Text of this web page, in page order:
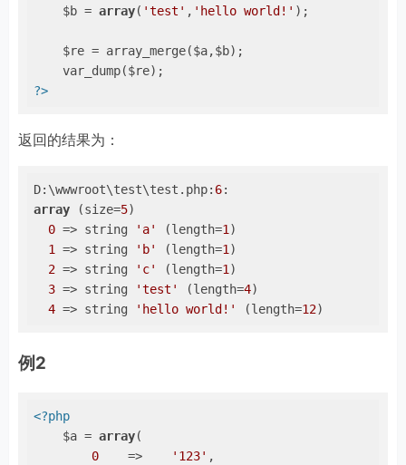
    $b =
array( 'test' , 'hello world!' );
    $re = array_merge($a,$b);
?>
返回的结果为：
D:\wwwroot\test\test.php: 6
array (size=5)
0 => string 'a' (length=1 )
1
=> string 'b' (length=1 )
2 => string 'c' (length=1 )
3 => string 'test' (length=4)
4 => string 'hello world!' (length=12)
例2
<?php
    $a =
array(
0
    =>
'123' ,